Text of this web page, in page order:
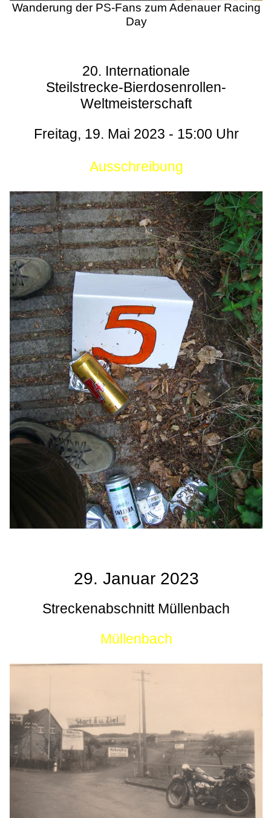
Wanderung der PS-Fans zum Adenauer Racing
Day
20. Internationale
Steilstrecke-Bierdosenrollen-
Weltmeisterschaft
Freitag, 19. Mai 2023 - 15:00 Uhr
Ausschreibung
29. Januar 2023
Streckenabschnitt Müllenbach
Müllenbach